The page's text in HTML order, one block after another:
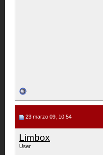
23 marzo 09, 10:54
Limbox
User